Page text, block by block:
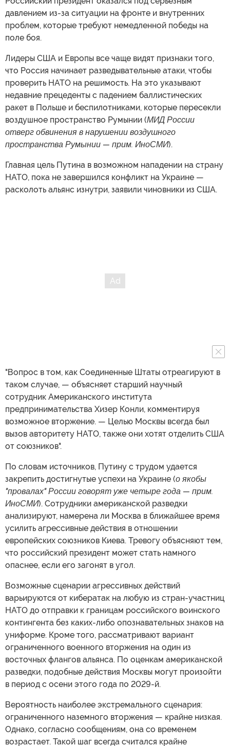
давлением из-за ситуации на фронте и внутренних
проблем, которые требуют немедленной победы на
поле боя.
Лидеры США и Европы все чаще видят признаки того,
что Россия начинает разведывательные атаки, чтобы
проверить НАТО на решимость. На это указывают
недавние прецеденты с падением баллистических
ракет в Польше и беспилотниками, которые пересекли
воздушное пространство Румынии (МИД России
отверг обвинения в нарушении воздушного
пространства Румынии — прим. ИноСМИ).
Главная цель Путина в возможном нападении на страну
НАТО, пока не завершился конфликт на Украине —
расколоть альянс изнутри, заявили чиновники из США.
"Вопрос в том, как Соединенные Штаты отреагируют в
таком случае, — объясняет старший научный
сотрудник Американского института
предпринимательства Хизер Конли, комментируя
возможное вторжение. — Целью Москвы всегда был
вызов авторитету НАТО, также они хотят отделить США
от союзников".
По словам источников, Путину с трудом удается
закрепить достигнутые успехи на Украине (о якобы
"провалах" России говорят уже четыре года — прим.
ИноСМИ). Сотрудники американской разведки
анализируют, намерена ли Москва в ближайшее время
усилить агрессивные действия в отношении
европейских союзников Киева. Тревогу объясняют тем,
что российский президент может стать намного
опаснее, если его загонят в угол.
Возможные сценарии агрессивных действий
варьируются от кибератак на любую из стран-участниц
НАТО до отправки к границам российского воинского
контингента без каких-либо опознавательных знаков на
униформе. Кроме того, рассматривают вариант
ограниченного военного вторжения на один из
восточных флангов альянса. По оценкам американской
разведки, подобные действия Москвы могут произойти
в период с осени этого года по 2029-й.
Вероятность наиболее экстремального сценария:
ограниченного наземного вторжения — крайне низкая.
Однако, согласно сообщениям, она со временем
возрастает. Такой шаг всегда считался крайне